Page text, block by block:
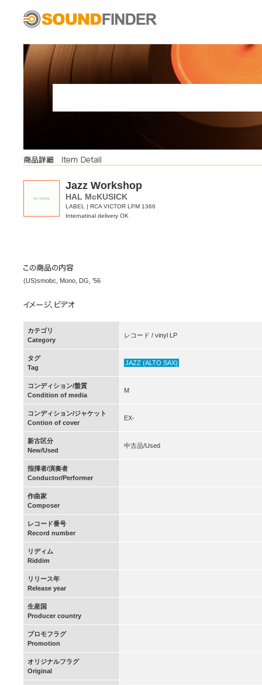
Jazz Workshop
HAL McKUSICK
LABEL | RCA VICTOR LPM 1366
Internatinal delivery OK
(US)smobc, Mono, DG, '56
カテゴリ
Category
レコード / vinyl LP
タグ
Tag
JAZZ (ALTO SAX)
コンディション/盤質
Condition of media
M
コンディション/ジャケット
Contion of cover
EX-
新古区分
New/Used
中古品/Used
指揮者/演奏者
Conductor/Performer
作曲家
Composer
レコード番号
Record number
リディム
Riddim
リリース年
Release year
生産国
Producer country
プロモフラグ
Promotion
オリジナルフラグ
Original